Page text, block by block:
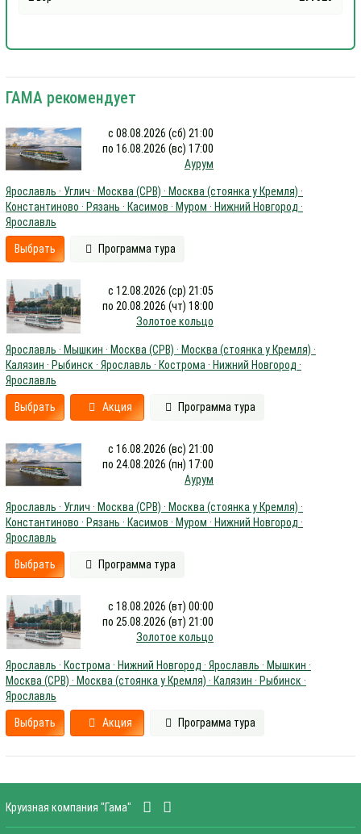
ГАМА рекомендует
с 08.08.2026 (сб) 21:00
по 16.08.2026 (вс) 17:00
Аурум
Ярославль · Углич · Москва (СРВ) · Москва (стоянка у Кремля) ·
Константиново · Рязань · Касимов · Муром · Нижний Новгород ·
Ярославль
Выбрать Программа тура
с 12.08.2026 (ср) 21:05
по 20.08.2026 (чт) 18:00
Золотое кольцо
Ярославль · Мышкин · Москва (СРВ) · Москва (стоянка у Кремля) ·
Калязин · Рыбинск · Ярославль · Кострома · Нижний Новгород ·
Ярославль
Выбрать Акция Программа тура
с 16.08.2026 (вс) 21:00
по 24.08.2026 (пн) 17:00
Аурум
Ярославль · Углич · Москва (СРВ) · Москва (стоянка у Кремля) ·
Константиново · Рязань · Касимов · Муром · Нижний Новгород ·
Ярославль
Выбрать Программа тура
с 18.08.2026 (вт) 00:00
по 25.08.2026 (вт) 21:00
Золотое кольцо
Ярославль · Кострома · Нижний Новгород · Ярославль · Мышкин ·
Москва (СРВ) · Москва (стоянка у Кремля) · Калязин · Рыбинск ·
Ярославль
Выбрать Акция Программа тура
Круизная компания "Гама"